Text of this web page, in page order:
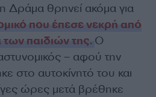
Δράμα θρηνεί ακόμα για
που έπεσε νεκρή από
παιδιών της. Ο
– αφού την
στο αυτοκίνητό του και
ώρες μετά βρέθηκε